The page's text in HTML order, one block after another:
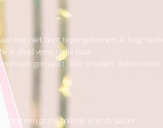
nog niet bent tegengekomen. Ik krijg
ik altijd verse melk haal.
gemaakt. Alle smaken zullen
een gratis bolletje ijs in de salon!